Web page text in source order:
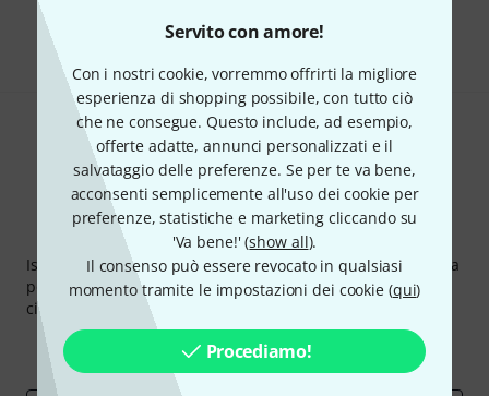
Servito con amore!
Con i nostri cookie, vorremmo offrirti la migliore
esperienza di shopping possibile, con tutto ciò
che ne consegue. Questo include, ad esempio,
offerte adatte, annunci personalizzati e il
salvataggio delle preferenze. Se per te va bene,
acconsenti semplicemente all'uso dei cookie per
preferenze, statistiche e marketing cliccando su
'Va bene!' (show all).
Il consenso può essere revocato in qualsiasi
momento tramite le impostazioni dei cookie (qui)
Procediamo!
Condividi Aiuto e Commenti
Thomann Newsletter
Iscriviti alla newsletter di Thomann, e con un po' di fortuna
potrai vincere uno dei 50 buoni del valore di 50 euro
ciascuno!
Contributi d'ispirazione
Approfondimenti Thomann